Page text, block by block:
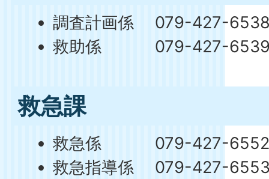
調査計画係 079-427-
救助係 079-427-
救急課
救急係 079-427-
救急指導係 079-427-